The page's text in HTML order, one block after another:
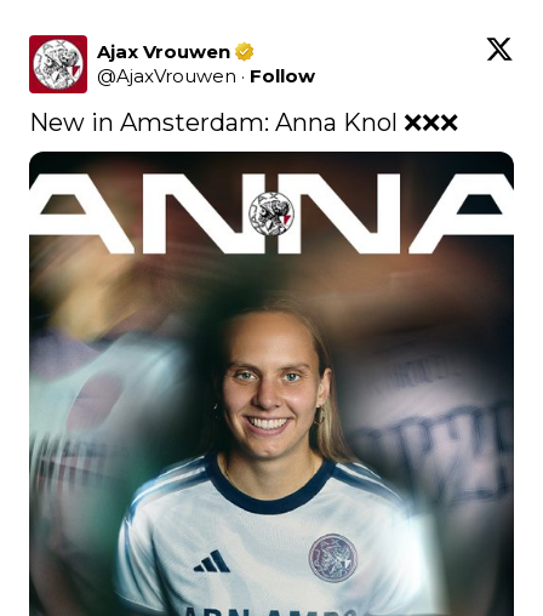
Ajax Vrouwen
@AjaxVrouwen · Follow
New in Amsterdam: Anna Knol ❌❌❌